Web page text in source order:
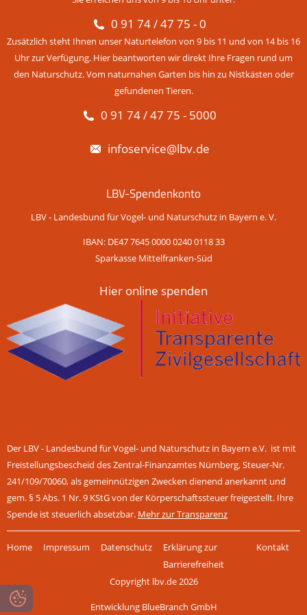
0 91 74 / 47 75 - 0
Zusätzlich steht Ihnen unser Naturtelefon von 9 bis 11 und von 14 bis 16
Uhr zur Verfügung. Hier beantworten wir direkt Ihre Fragen rund um
den Naturschutz. Vom naturnahen Garten bis hin zu Nistkästen oder
gefundenen Tieren.
0 91 74 / 47 75 - 5000
infoservice@lbv.de
LBV-Spendenkonto
LBV - Landesbund für Vogel- und Naturschutz in Bayern e. V.
IBAN: DE47 7645 0000 0240 0118 33
Sparkasse Mittelfranken-Süd
Hier online spenden
Der LBV - Landesbund für Vogel- und Naturschutz in Bayern e.V. ist mit
Freistellungsbescheid des Zentral-Finanzamtes Nürnberg, Steuer-Nr.
241/109/70060, als gemeinnützigen Zwecken dienend anerkannt und
gem. § 5 Abs. 1 Nr. 9 KStG von der Körperschaftssteuer freigestellt. Ihre
Spende ist steuerlich absetzbar. Mehr zur Transparenz
überspringen
Home Impressum Datenschutz
Erklärung zur
Barrierefreiheit
Kontakt
Copyright lbv.de 2026
Entwicklung BlueBranch GmbH